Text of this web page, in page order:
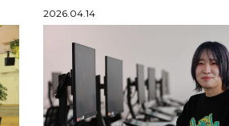
2026.04.14